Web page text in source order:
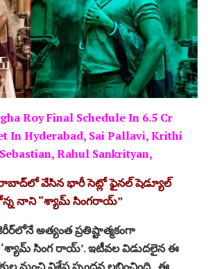
Roy Final Schedule In 6.5 Cr
In Hyderabad, Sai Pallavi, Krithi
Rahul Sankrityan,
వేసిన భారీ సెట్లో ఫైన‌ల్ షెడ్యూల్
నాని “శ్యామ్ సింగ‌రాయ్”
అత్యంత ప్రతిష్టాత్మకంగా
‘శ్యామ్‌ సింగ రాయ్‌’. ఇటీవల విడుదలైన ఈ